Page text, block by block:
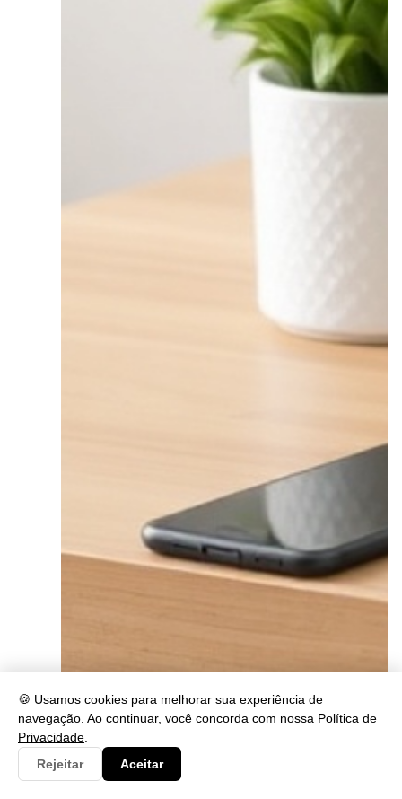
🍪 Usamos cookies para melhorar sua experiência de
navegação. Ao continuar, você concorda com nossa Política de
Privacidade
Rejeitar
Aceitar